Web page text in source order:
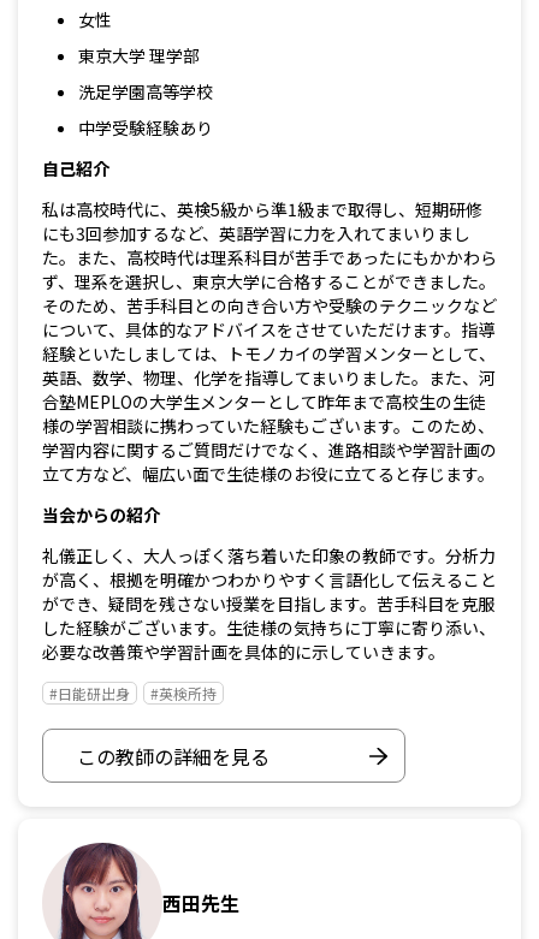
女性
東京大学 理学部
洗足学園高等学校
中学受験経験あり
自己紹介
私は高校時代に、英検5級から準1級まで取得し、短期研修
にも3回参加するなど、英語学習に力を入れてまいりまし
た。また、高校時代は理系科目が苦手であったにもかかわら
ず、理系を選択し、東京大学に合格することができました。
そのため、苦手科目との向き合い方や受験のテクニックなど
について、具体的なアドバイスをさせていただけます。指導
経験といたしましては、トモノカイの学習メンターとして、
英語、数学、物理、化学を指導してまいりました。また、河
合塾MEPLOの大学生メンターとして昨年まで高校生の生徒
様の学習相談に携わっていた経験もございます。このため、
学習内容に関するご質問だけでなく、進路相談や学習計画の
立て方など、幅広い面で生徒様のお役に立てると存じます。
当会からの紹介
礼儀正しく、大人っぽく落ち着いた印象の教師です。分析力
が高く、根拠を明確かつわかりやすく言語化して伝えること
ができ、疑問を残さない授業を目指します。苦手科目を克服
した経験がございます。生徒様の気持ちに丁寧に寄り添い、
必要な改善策や学習計画を具体的に示していきます。
#日能研出身 #英検所持
この教師の詳細を見る
西田先生